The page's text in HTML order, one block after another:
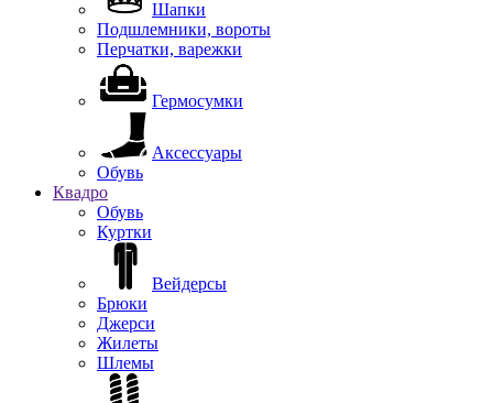
Шапки
Подшлемники, вороты
Перчатки, варежки
Гермосумки
Аксессуары
Обувь
Квадро
Обувь
Куртки
Вейдерсы
Брюки
Джерси
Жилеты
Шлемы